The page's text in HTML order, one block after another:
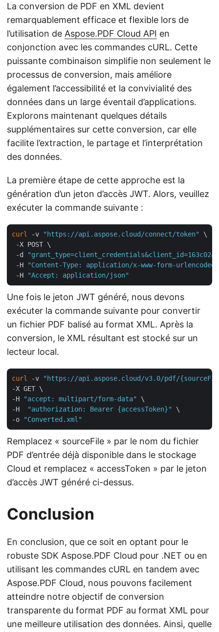
La conversion de PDF en XML devient
remarquablement efficace et flexible lors de
l’utilisation de Aspose.PDF Cloud API en
conjonction avec les commandes cURL. Cette
puissante combinaison simplifie non seulement le
processus de conversion, mais améliore
également l’accessibilité et la convivialité des
données dans un large éventail d’applications.
Explorons maintenant quelques détails
supplémentaires sur cette conversion, car elle
facilite l’extraction, le partage et l’interprétation
des données.
La première étape de cette approche est la
génération d’un jeton d’accès JWT. Alors, veuillez
exécuter la commande suivante :
curl -v "https://api.aspose.cloud/connect/token"
\
-X POST \
-d
-H
"Content-Type: application/x-www-form-urlencoded"
-H
"Accept: application/json"
Une fois le jeton JWT généré, nous devons
exécuter la commande suivante pour convertir
un fichier PDF balisé au format XML. Après la
conversion, le XML résultant est stocké sur un
lecteur local.
curl -v
"https://api.aspose.cloud/v3.0/pdf/
-X GET \
-H
"accept: multipart/form-data"
\
-H
"authorization: Bearer {accessToken}"
\
-o
"Converted.xml"
Remplacez « sourceFile » par le nom du fichier
PDF d’entrée déjà disponible dans le stockage
Cloud et remplacez « accessToken » par le jeton
d’accès JWT généré ci-dessus.
Conclusion
En conclusion, que ce soit en optant pour le
robuste SDK Aspose.PDF Cloud pour .NET ou en
utilisant les commandes cURL en tandem avec
Aspose.PDF Cloud, nous pouvons facilement
atteindre notre objectif de conversion
transparente du format PDF au format XML pour
une meilleure utilisation des données. Ainsi, quelle